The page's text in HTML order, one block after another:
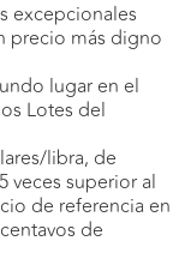
excepcionales
precio más digno
lugar en el
Lotes del
libra, de
veces superior al
de referencia en
de